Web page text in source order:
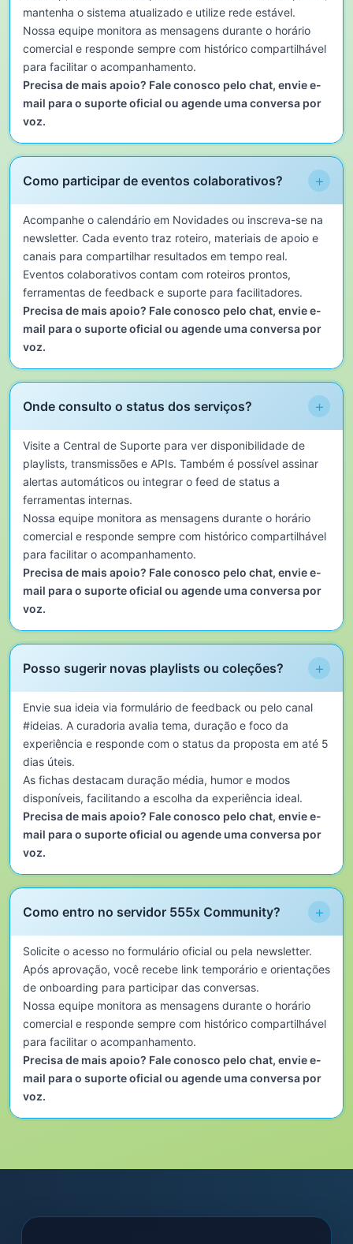
mantenha o sistema atualizado e utilize rede estável.
Nossa equipe monitora as mensagens durante o horário
comercial e responde sempre com histórico compartilhável
para facilitar o acompanhamento.
Precisa de mais apoio? Fale conosco pelo chat, envie e-
mail para o suporte oficial ou agende uma conversa por
voz.
Como participar de eventos colaborativos? +
Acompanhe o calendário em Novidades ou inscreva-se na
newsletter. Cada evento traz roteiro, materiais de apoio e
canais para compartilhar resultados em tempo real.
Eventos colaborativos contam com roteiros prontos,
ferramentas de feedback e suporte para facilitadores.
Precisa de mais apoio? Fale conosco pelo chat, envie e-
mail para o suporte oficial ou agende uma conversa por
voz.
Onde consulto o status dos serviços? +
Visite a Central de Suporte para ver disponibilidade de
playlists, transmissões e APIs. Também é possível assinar
alertas automáticos ou integrar o feed de status a
ferramentas internas.
Nossa equipe monitora as mensagens durante o horário
comercial e responde sempre com histórico compartilhável
para facilitar o acompanhamento.
Precisa de mais apoio? Fale conosco pelo chat, envie e-
mail para o suporte oficial ou agende uma conversa por
voz.
Posso sugerir novas playlists ou coleções? +
Envie sua ideia via formulário de feedback ou pelo canal
#ideias. A curadoria avalia tema, duração e foco da
experiência e responde com o status da proposta em até 5
dias úteis.
As fichas destacam duração média, humor e modos
disponíveis, facilitando a escolha da experiência ideal.
Precisa de mais apoio? Fale conosco pelo chat, envie e-
mail para o suporte oficial ou agende uma conversa por
voz.
Como entro no servidor 555x Community? +
Solicite o acesso no formulário oficial ou pela newsletter.
Após aprovação, você recebe link temporário e orientações
de onboarding para participar das conversas.
Nossa equipe monitora as mensagens durante o horário
comercial e responde sempre com histórico compartilhável
para facilitar o acompanhamento.
Precisa de mais apoio? Fale conosco pelo chat, envie e-
mail para o suporte oficial ou agende uma conversa por
voz.